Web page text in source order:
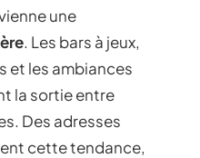
une
. Les bars à jeux,
et les ambiances
la sortie entre
Des adresses
cette tendance,